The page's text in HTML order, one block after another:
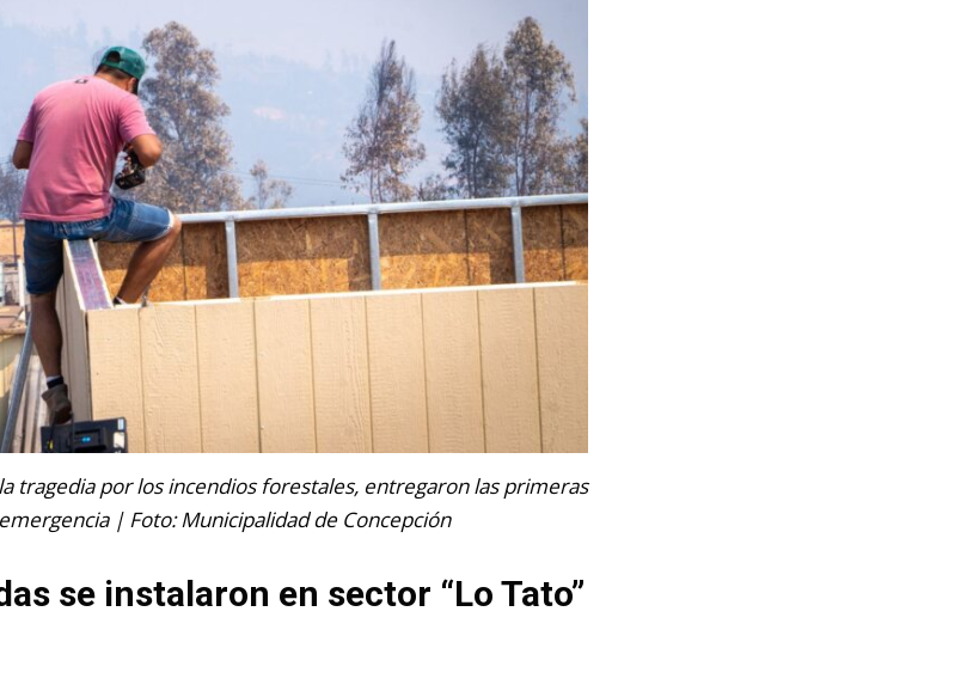
tragedia por los incendios forestales, entregaron las primeras
| Foto: Municipalidad de Concepción
se instalaron en sector “Lo Tato”